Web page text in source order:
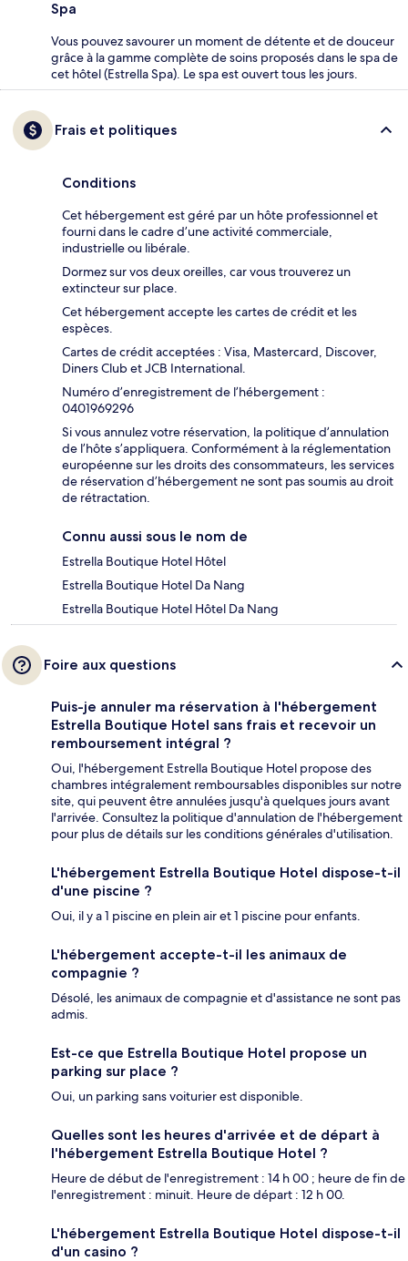
Spa
Vous pouvez savourer un moment de détente et de douceur
grâce à la gamme complète de soins proposés dans le spa de
cet hôtel (Estrella Spa). Le spa est ouvert tous les jours.
Frais et politiques
Conditions
Cet hébergement est géré par un hôte professionnel et
fourni dans le cadre d’une activité commerciale,
industrielle ou libérale.
Dormez sur vos deux oreilles, car vous trouverez un
extincteur sur place.
Cet hébergement accepte les cartes de crédit et les
espèces.
Cartes de crédit acceptées : Visa, Mastercard, Discover,
Diners Club et JCB International.
Numéro d’enregistrement de l’hébergement :
0401969296
Si vous annulez votre réservation, la politique d’annulation
de l’hôte s’appliquera. Conformément à la réglementation
européenne sur les droits des consommateurs, les services
de réservation d’hébergement ne sont pas soumis au droit
de rétractation.
Connu aussi sous le nom de
Estrella Boutique Hotel Hôtel
Estrella Boutique Hotel Da Nang
Estrella Boutique Hotel Hôtel Da Nang
Foire aux questions
Puis-je annuler ma réservation à l'hébergement
Estrella Boutique Hotel sans frais et recevoir un
remboursement intégral ?
Oui, l'hébergement Estrella Boutique Hotel propose des
chambres intégralement remboursables disponibles sur notre
site, qui peuvent être annulées jusqu'à quelques jours avant
l'arrivée. Consultez la politique d'annulation de l'hébergement
pour plus de détails sur les conditions générales d'utilisation.
L'hébergement Estrella Boutique Hotel dispose-t-il
d'une piscine ?
Oui, il y a 1 piscine en plein air et 1 piscine pour enfants.
L'hébergement accepte-t-il les animaux de
compagnie ?
Désolé, les animaux de compagnie et d'assistance ne sont pas
admis.
Est-ce que Estrella Boutique Hotel propose un
parking sur place ?
Oui, un parking sans voiturier est disponible.
Quelles sont les heures d'arrivée et de départ à
l'hébergement Estrella Boutique Hotel ?
Heure de début de l'enregistrement : 14 h 00 ; heure de fin de
l'enregistrement : minuit. Heure de départ : 12 h 00.
L'hébergement Estrella Boutique Hotel dispose-t-il
d'un casino ?